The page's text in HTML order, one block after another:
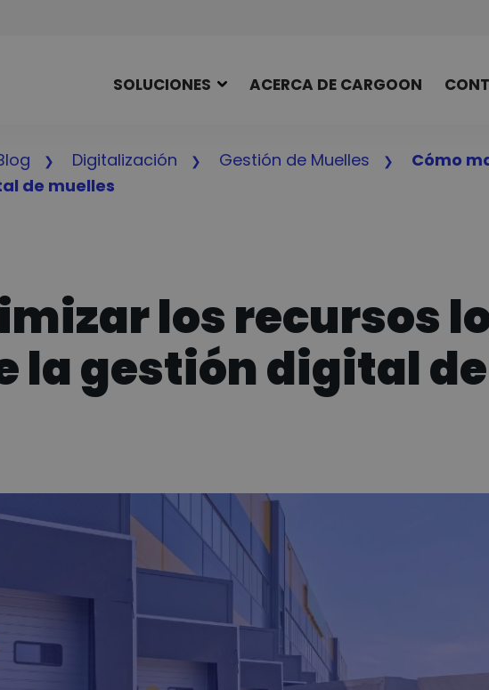
SOLUCIONES ACERCA DE CARGOON
Digitalización Gestión de Muelles
Cómo
de muelles
los recursos
la gestión digital